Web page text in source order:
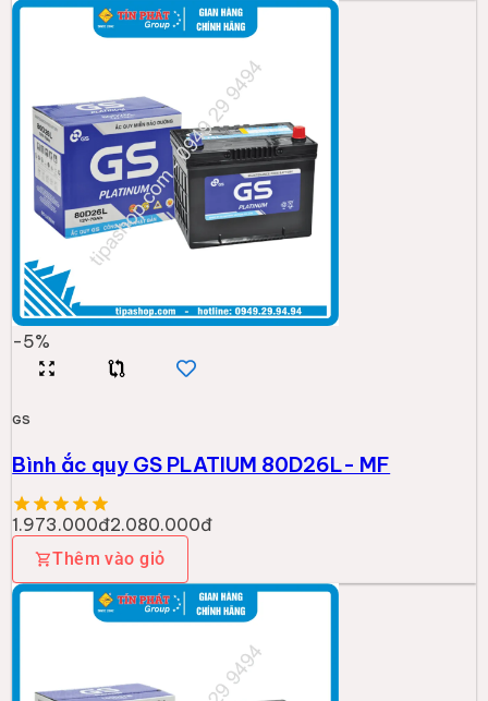
-5%
GS
Bình ắc quy GS PLATIUM 80D26L- MF
1.973.000đ2.080.000đ
Thêm vào giỏ